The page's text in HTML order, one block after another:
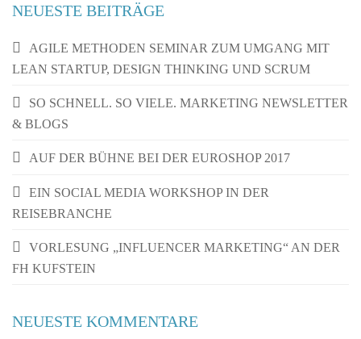
NEUESTE BEITRÄGE
AGILE METHODEN SEMINAR ZUM UMGANG MIT
LEAN STARTUP, DESIGN THINKING UND SCRUM
SO SCHNELL. SO VIELE. MARKETING NEWSLETTER
& BLOGS
AUF DER BÜHNE BEI DER EUROSHOP 2017
EIN SOCIAL MEDIA WORKSHOP IN DER
REISEBRANCHE
VORLESUNG „INFLUENCER MARKETING“ AN DER
FH KUFSTEIN
NEUESTE KOMMENTARE